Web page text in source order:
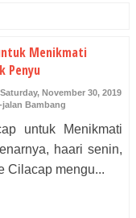
Menikmati
Penyu
Saturday, November 30, 2019
jalan Bambang
untuk Menikmati
haari senin,
Cilacap mengu...